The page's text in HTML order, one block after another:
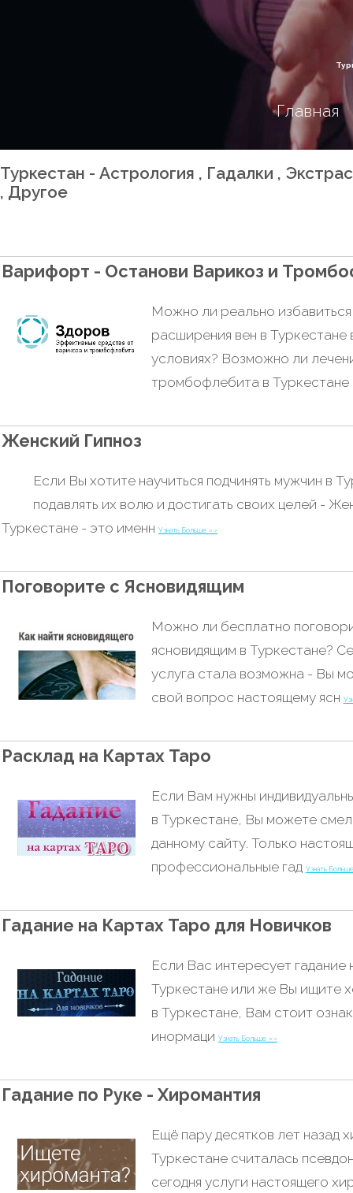
Главная
Туркестан - Астрология , Гадалки ,
, Другое
Варифорт - Останови Варикоз и
Можно ли реально
расширения вен в Туркестане
условиях? Возможно ли
тромбофлебита в
Женский Гипноз
Если Вы хотите научиться подчинять мужчин в
подавлять их волю и достигать своих целей -
Туркестане - это именн Узнать Больше »»
Поговорите с Ясновидящим
Можно ли бесплатно
ясновидящим в Туркестане?
услуга стала возможна - Вы
свой вопрос настоящему ясн
Расклад на Картах Таро
Если Вам нужны
в Туркестане, Вы можете
данному сайту. Только
профессиональные гад Узнать
Гадание на Картах Таро для Новичков
Если Вас интересует гадание
Туркестане или же Вы ищите
в Туркестане, Вам стоит
инормаци Узнать Больше »»
Гадание по Руке - Хиромантия
Ещё пару десятков лет назад
Туркестане считалась
сегодня услуги настоящего